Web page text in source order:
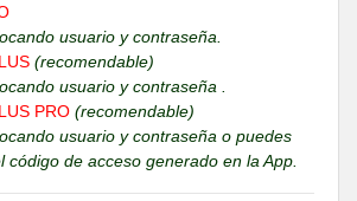
usuario y contraseña.
(recomendable)
usuario y contraseña .
PRO (recomendable)
usuario y contraseña o puedes
código de acceso generado en la App.